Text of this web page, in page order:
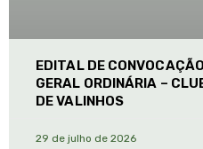
EDITAL DE
GERAL ORDINÁRIA –
DE VALINHOS
29 de julho de 2026